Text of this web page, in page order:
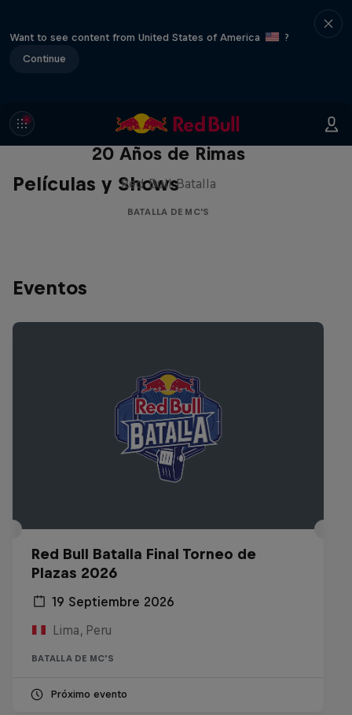
Want to see content from United States of America
?
Continue
Películas y Shows
Red Bull Batalla Nueva Historia:
20 Años de Rimas
Red Bull Batalla
BATALLA DE MC'S
Eventos
Red Bull Batalla Final Torneo de
Plazas 2026
19 Septiembre 2026
Lima, Peru
BATALLA DE MC'S
Próximo evento